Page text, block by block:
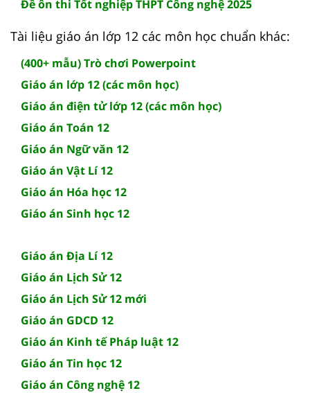
Đề ôn thi Tốt nghiệp THPT Công nghệ 2025
Tài liệu giáo án lớp 12 các môn học chuẩn khác:
(400+ mẫu) Trò chơi Powerpoint
Giáo án lớp 12 (các môn học)
Giáo án điện tử lớp 12 (các môn học)
Giáo án Toán 12
Giáo án Ngữ văn 12
Giáo án Vật Lí 12
Giáo án Hóa học 12
Giáo án Sinh học 12
Giáo án Địa Lí 12
Giáo án Lịch Sử 12
Giáo án Lịch Sử 12 mới
Giáo án GDCD 12
Giáo án Kinh tế Pháp luật 12
Giáo án Tin học 12
Giáo án Công nghệ 12